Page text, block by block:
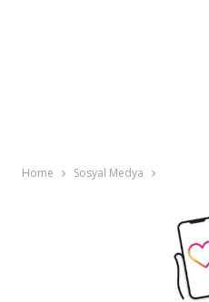
Home Sosyal Medya